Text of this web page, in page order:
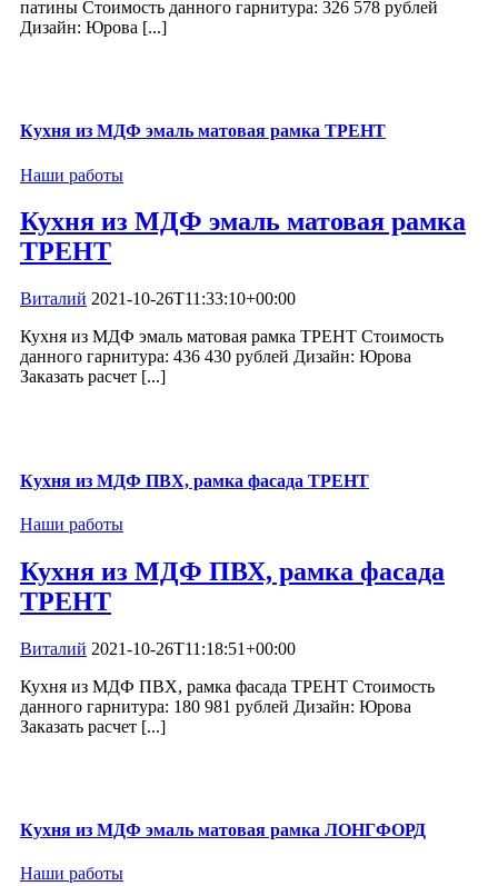
патины Стоимость данного гарнитура: 326 578 рублей
Дизайн: Юрова [...]
Кухня из МДФ эмаль матовая рамка ТРЕНТ
Наши работы
Кухня из МДФ эмаль матовая рамка
ТРЕНТ
Виталий 2021-10-26T11:33:10+00:00
Кухня из МДФ эмаль матовая рамка ТРЕНТ Стоимость
данного гарнитура: 436 430 рублей Дизайн: Юрова
Заказать расчет [...]
Кухня из МДФ ПВХ, рамка фасада ТРЕНТ
Наши работы
Кухня из МДФ ПВХ, рамка фасада
ТРЕНТ
Виталий 2021-10-26T11:18:51+00:00
Кухня из МДФ ПВХ, рамка фасада ТРЕНТ Стоимость
данного гарнитура: 180 981 рублей Дизайн: Юрова
Заказать расчет [...]
Кухня из МДФ эмаль матовая рамка ЛОНГФОРД
Наши работы